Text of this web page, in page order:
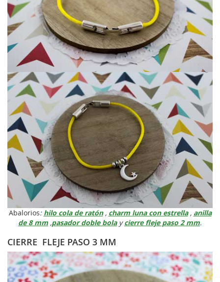
Abalorios: hilo cola de ratón, charm luna con estrella, anilla
de 8 mm ,pasador doble bolaycierre fleje paso 2 mm.
CIERRE FLEJE PASO 3 MM